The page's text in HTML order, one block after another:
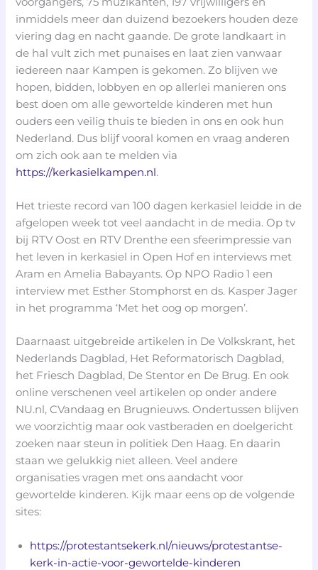
inmiddels meer dan duizend bezoekers houden deze
viering dag en nacht gaande. De grote landkaart in
de hal vult zich met punaises en laat zien vanwaar
iedereen naar Kampen is gekomen. Zo blijven we
hopen, bidden, lobbyen en op allerlei manieren ons
best doen om alle gewortelde kinderen met hun
ouders een veilig thuis te bieden in ons en ook hun
Nederland. Dus blijf vooral komen en vraag anderen
om zich ook aan te melden via
https://kerkasielkampen.nl.
Het trieste record van 100 dagen kerkasiel leidde in de
afgelopen week tot veel aandacht in de media. Op tv
bij RTV Oost en RTV Drenthe een sfeerimpressie van
het leven in kerkasiel in Open Hof en interviews met
Aram en Amelia Babayants. Op NPO Radio 1 een
interview met Esther Stomphorst en ds. Kasper Jager
in het programma ‘Met het oog op morgen’.
Daarnaast uitgebreide artikelen in De Volkskrant, het
Nederlands Dagblad, Het Reformatorisch Dagblad,
het Friesch Dagblad, De Stentor en De Brug. En ook
online verschenen veel artikelen op onder andere
NU.nl, CVandaag en Brugnieuws. Ondertussen blijven
we voorzichtig maar ook vastberaden en doelgericht
zoeken naar steun in politiek Den Haag. En daarin
staan we gelukkig niet alleen. Veel andere
organisaties vragen met ons aandacht voor
gewortelde kinderen. Kijk maar eens op de volgende
sites:
https://protestantsekerk.nl/nieuws/protestantse-
kerk-in-actie-voor-gewortelde-kinderen